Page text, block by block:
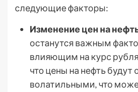
следующие факторы:
Изменение цен на
останутся важным
влияющим на курс
что цены на нефть будут
волатильными, что